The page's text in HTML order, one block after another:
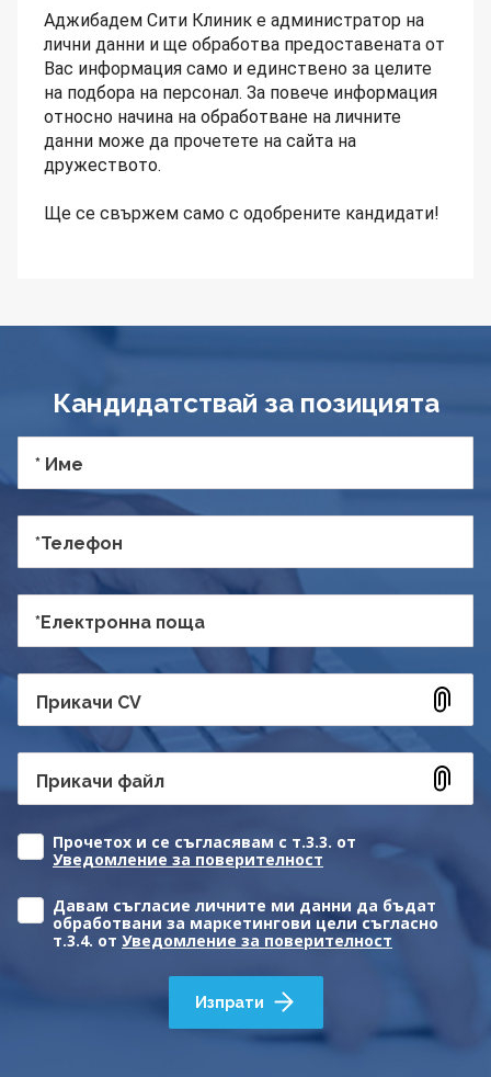
Аджибадем Сити Клиник е администратор на
лични данни и ще обработва предоставената от
Вас информация само и единствено за целите
на подбора на персонал. За повече информация
относно начина на обработване на личните
данни може да прочетете на сайта на
дружеството.
Ще се свържем само с одобрените кандидати!
Кандидатствай за позицията
* Име
*Телефон
*Електронна поща
Прикачи CV
Прикачи файл
Прочетох и се съгласявам с т.3.3. от
Уведомление за поверителност
Давам съгласие личните ми данни да бъдат
обработвани за маркетингови цели съгласно
т.3.4. от Уведомление за поверителност
Изпрати